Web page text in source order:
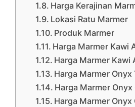
Harga Kerajinan
Lokasi Ratu Marmer
Produk Marmer
Harga Marmer Kawi
Harga Marmer Kawi
Harga Marmer Onyx
Harga Marmer Onyx
Harga Marmer Onyx